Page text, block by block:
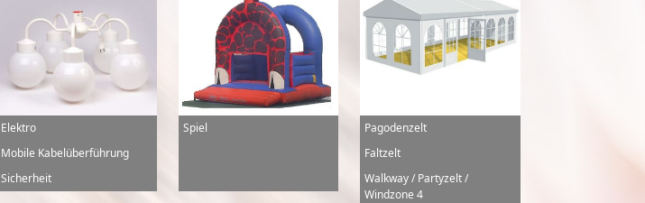
Elektro
Mobile Kabelüberführung
Sicherheit
Spiel
Pagodenzelt
Faltzelt
Walkway / Partyzelt /
Windzone 4